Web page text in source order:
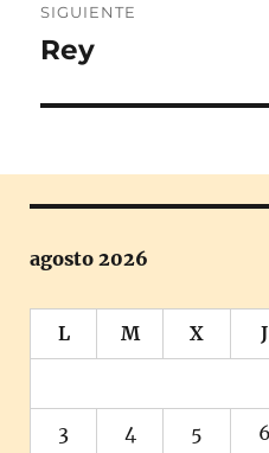
SIGUIENTE
Entrada
Rey
agosto 2026
L M X J
3 4 5 6